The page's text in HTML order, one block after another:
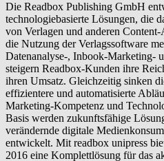
Die Readbox Publishing GmbH
technologiebasierte Lösungen, die
von Verlagen und anderen
die Nutzung der Verlagssoftware
Datenanalyse-, Inbook-Marketing-
steigern Readbox-Kunden ihre
ihren Umsatz. Gleichzeitig sinken
effizientere und automatisierte
Marketing-Kompetenz und
Basis werden zukunftsfähige
verändernde digitale
entwickelt. Mit readbox unipress
2016 eine Komplettlösung für das